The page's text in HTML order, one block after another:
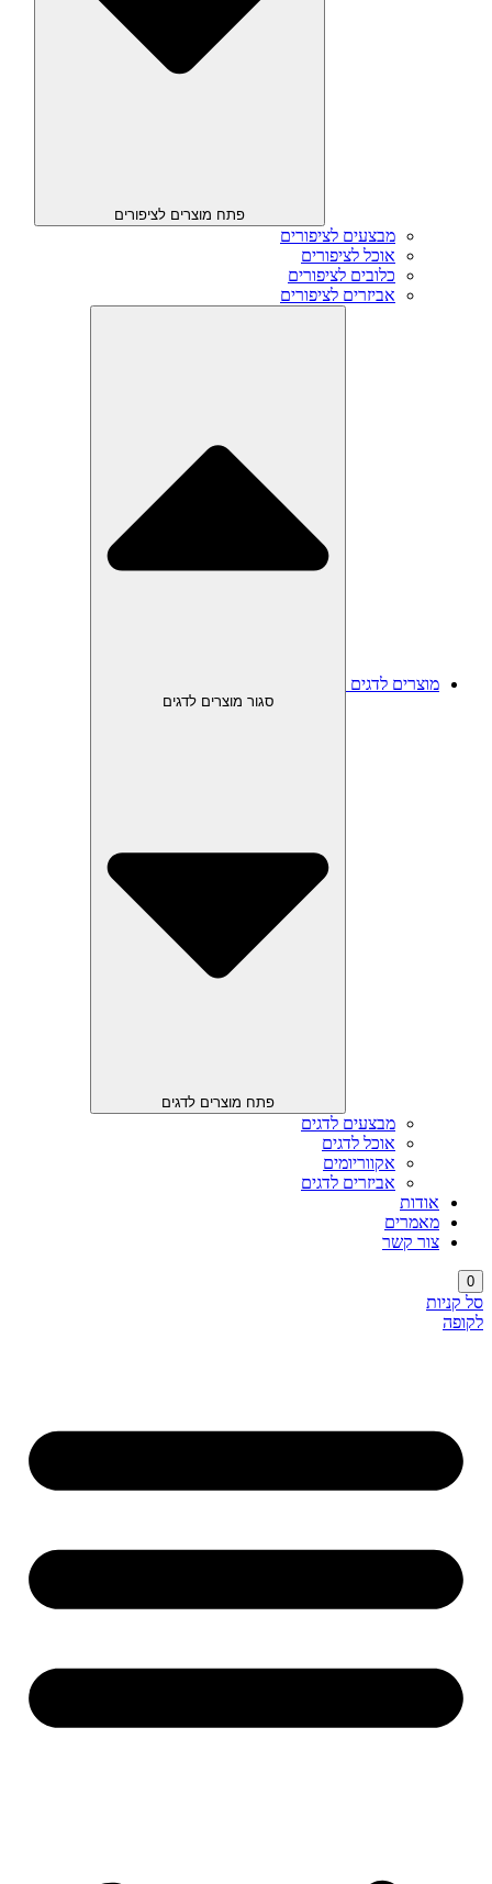
פתח מוצרים לציפורים
מבצעים לציפורים
אוכל לציפורים
כלובים לציפורים
אביזרים לציפורים
מוצרים לדגים
סגור מוצרים לדגים
פתח מוצרים לדגים
מבצעים לדגים
אוכל לדגים
אקווריומים
אביזרים לדגים
אודות
מאמרים
צור קשר
0
סל קניות
לקופה